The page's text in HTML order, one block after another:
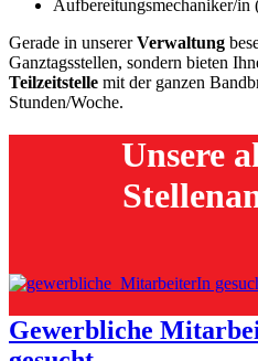
Aufbereitungsmechaniker/in
Gerade in unsererVerwaltung
Ganztagsstellen, sondern bieten
Teilzeitstelle mit der ganzen
Stunden/Woche.
Unsere
Gewerbliche